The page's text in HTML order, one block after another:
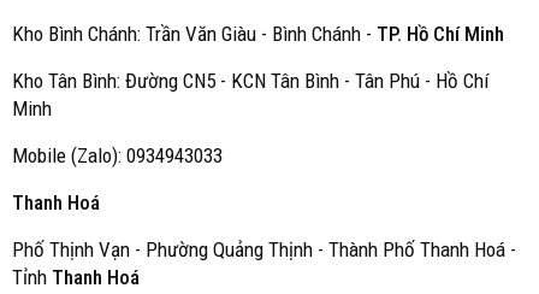
Kho Bình Chánh: Trần Văn Giàu - Bình Chánh - TP. Hồ Chí Minh
Kho Tân Bình: Đường CN5 - KCN Tân Bình - Tân Phú - Hồ Chí
Minh
Mobile (Zalo): 0934943033
Thanh Hoá
Phố Thịnh Vạn - Phường Quảng Thịnh - Thành Phố Thanh Hoá -
Tỉnh Thanh Hoá